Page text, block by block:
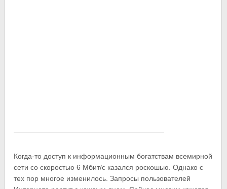
Когда-то доступ к информационным богатствам всемирной
сети со скоростью 6 Мбит/с казался роскошью. Однако с
тех пор многое изменилось. Запросы пользователей